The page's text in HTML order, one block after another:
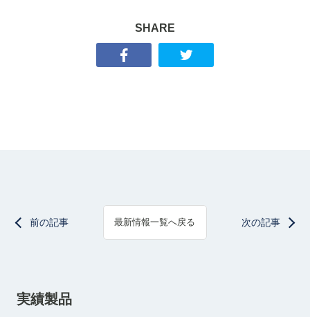
SHARE
前の記事 最新情報一覧へ戻る 次の記事
実績製品